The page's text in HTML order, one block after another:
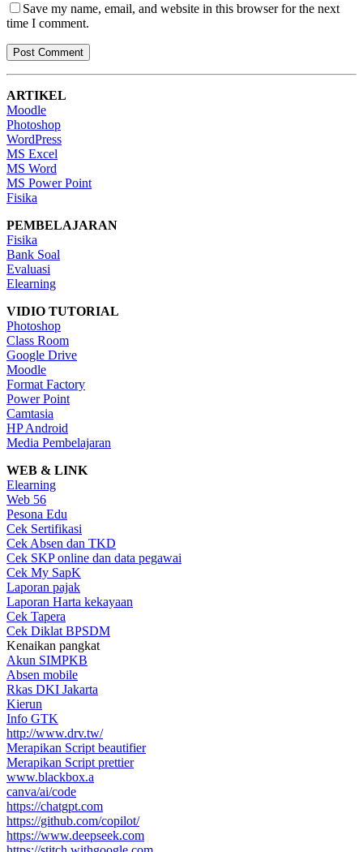
Save my name, email, and website in this browser for the next
time I comment.
ARTIKEL
Moodle
Photoshop
WordPress
MS Excel
MS Word
MS Power Point
Fisika
PEMBELAJARAN
Fisika
Bank Soal
Evaluasi
Elearning
VIDIO TUTORIAL
Photoshop
Class Room
Google Drive
Moodle
Format Factory
Power Point
Camtasia
HP Android
Media Pembelajaran
WEB & LINK
Elearning
Web 56
Pesona Edu
Cek Sertifikasi
Cek Absen dan TKD
Cek SKP online dan data pegawai
Cek My SapK
Laporan pajak
Laporan Harta kekayaan
Cek Tapera
Cek Diklat BPSDM
Kenaikan pangkat
Akun SIMPKB
Absen mobile
Rkas DKI Jakarta
Kierun
Info GTK
http://www.drv.tw/
Merapikan Script beautifier
Merapikan Script prettier
www.blackbox.a
canva/ai/code
https://chatgpt.com
https://github.com/copilot/
https://www.deepseek.com